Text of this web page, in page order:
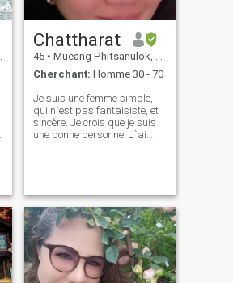
Chattharat
45 • Mueang Phitsanulok, Phitsanulok, Thailande
Cherchant: Homme 30 - 70
Je suis une femme simple,
qui n`est pas fantaisiste, et
sincère. Je crois que je suis
une bonne personne. J`ai
veux de la vie. Je suis
sincère, honneur et foi à mon
amour, J'adore voyager
dans différents endroits et
surtout voyager pour voir la
nature. J'aime la nature, les
plages et les cascades.
J'aime regarder des films et